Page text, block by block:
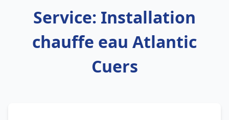
Service: Installation
chauffe eau Atlantic
Cuers